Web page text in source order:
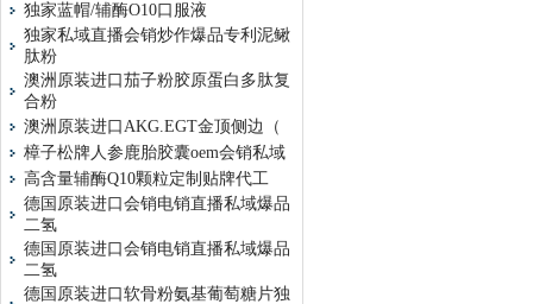
独家蓝帽/辅酶O10口服液
独家私域直播会销炒作爆品专利泥鳅
肽粉
澳洲原装进口茄子粉胶原蛋白多肽复
合粉
澳洲原装进口AKG.EGT金顶侧边（
樟子松牌人参鹿胎胶囊oem会销私域
高含量辅酶Q10颗粒定制贴牌代工
德国原装进口会销电销直播私域爆品
二氢
德国原装进口会销电销直播私域爆品
二氢
德国原装进口软骨粉氨基葡萄糖片独